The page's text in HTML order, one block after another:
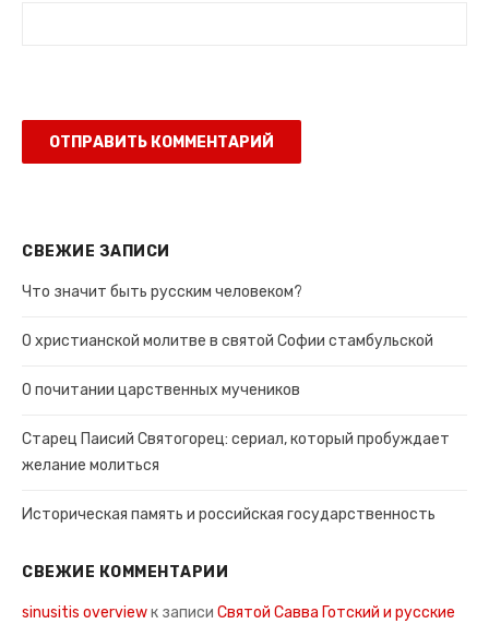
СВЕЖИЕ ЗАПИСИ
Что значит быть русским человеком?
О христианской молитве в святой Софии стамбульской
О почитании царственных мучеников
Старец Паисий Святогорец: сериал, который пробуждает
желание молиться
Историческая память и российская государственность
СВЕЖИЕ КОММЕНТАРИИ
sinusitis overviewк записи Святой Савва Готский и русские